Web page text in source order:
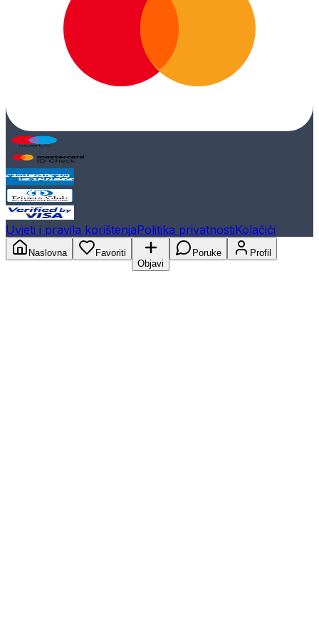
Uvjeti i pravila korištenjaPolitika privatnostiKolačići
Naslovna
Favoriti
Objavi
Poruke Profil